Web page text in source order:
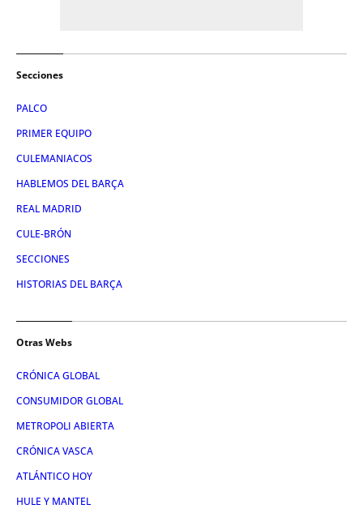
Secciones
PALCO
PRIMER EQUIPO
CULEMANIACOS
HABLEMOS DEL BARÇA
REAL MADRID
CULE-BRÓN
SECCIONES
HISTORIAS DEL BARÇA
Otras Webs
CRÓNICA GLOBAL
CONSUMIDOR GLOBAL
METROPOLI ABIERTA
CRÓNICA VASCA
ATLÁNTICO HOY
HULE Y MANTEL